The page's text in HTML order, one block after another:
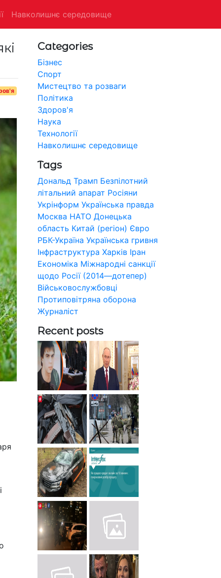
Навколишнє середовище
Categories
Бізнес
Спорт
Мистецтво та розваги
Політика
Здоров'я
Наука
Технології
Навколишнє середовище
Tags
Дональд Трамп Безпілотний
літальний апарат Росіяни
Укрінформ Українська правда
Москва НАТО Донецька
область Китай (регіон) Євро
РБК-Україна Українська гривня
Інфраструктура Харків Іран
Економіка Міжнародні санкції
щодо Росії (2014—дотепер)
Військовослужбовці
Протиповітряна оборона
Журналіст
Recent posts